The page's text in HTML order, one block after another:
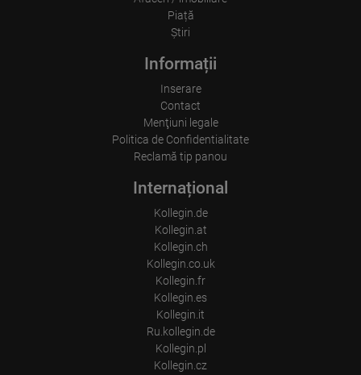
tău - un loc în care ești văzută, apreciată și susținută.
Piață
Ştiri
Informații
Inserare
Contact
Menţiuni legale
Politica de Confidentialitate
Reclamă tip panou
Internațional
Kollegin.de
Kollegin.at
Kollegin.ch
Kollegin.co.uk
Kollegin.fr
Kollegin.es
Kollegin.it
Ru.kollegin.de
Kollegin.pl
Kollegin.cz